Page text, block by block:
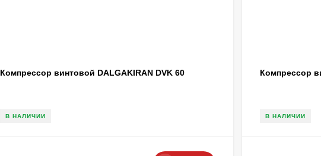
Компрессор винтовой DALGAKIRAN DVK 60
В НАЛИЧИИ
Компрессор
В НАЛИЧИИ